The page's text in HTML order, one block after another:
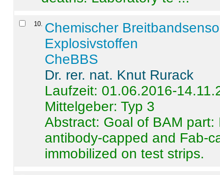
10 Chemischer
Explosivstoffen
CheBBS
Dr. rer. nat. Knut Rurack
Laufzeit: 01.06.2016-
Mittelgeber: Typ 3
Abstract: Goal of BAM
antibody-capped and Fab-
immobilized on test strips.